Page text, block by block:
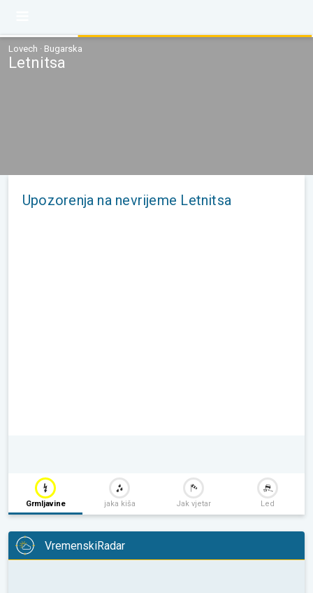
Lovech · Bugarska
Letnitsa
Upozorenja na nevrijeme Letnitsa
Grmljavine jaka kiša Jak vjetar Led
VremenskiRadar